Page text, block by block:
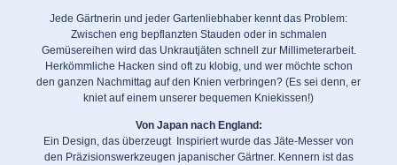
Jede Gärtnerin und jeder Gartenliebhaber kennt das Problem:
Zwischen eng bepflanzten Stauden oder in schmalen
Gemüsereihen wird das Unkrautjäten schnell zur Millimeterarbeit.
Herkömmliche Hacken sind oft zu klobig, und wer möchte schon
den ganzen Nachmittag auf den Knien verbringen? (Es sei denn, er
kniet auf einem unserer bequemen Kniekissen!)
Von Japan nach England:
Ein Design, das überzeugt Inspiriert wurde das Jäte-Messer von
den Präzisionswerkzeugen japanischer Gärtner. Kennern ist das